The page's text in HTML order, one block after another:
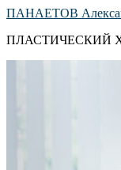
ПАНАЕТОВ
ПЛАСТИЧЕСКИЙ